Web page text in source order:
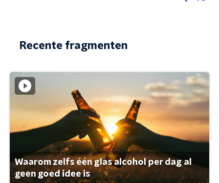
Recente fragmenten
Waarom zelfs één glas alcohol per dag al
geen goed idee is